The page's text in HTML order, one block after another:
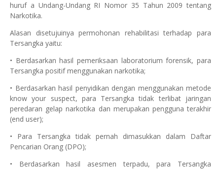
huruf a Undang-Undang RI Nomor 35 Tahun 2009 tentang
Narkotika.
Alasan disetujuinya permohonan rehabilitasi terhadap para
Tersangka yaitu:
• Berdasarkan hasil pemeriksaan laboratorium forensik, para
Tersangka positif menggunakan narkotika;
• Berdasarkan hasil penyidikan dengan menggunakan metode
know your suspect, para Tersangka tidak terlibat jaringan
peredaran gelap narkotika dan merupakan pengguna terakhir
(end user);
• Para Tersangka tidak pernah dimasukkan dalam Daftar
Pencarian Orang (DPO);
• Berdasarkan hasil asesmen terpadu, para Tersangka